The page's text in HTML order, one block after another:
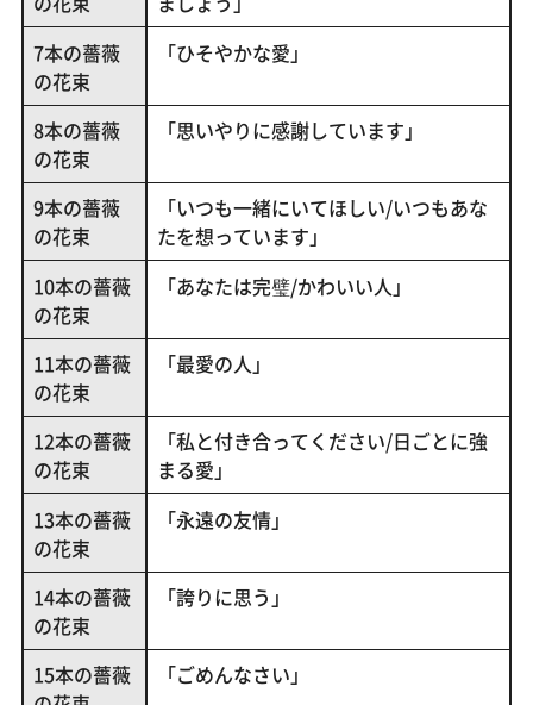
7本の薔薇
の花束
「ひそやかな愛」
8本の薔薇
の花束
「思いやりに感謝しています」
9本の薔薇
の花束
「いつも一緒にいてほしい/いつもあな
たを想っています」
10本の薔薇
の花束
「あなたは完璧/かわいい人」
11本の薔薇
の花束
「最愛の人」
12本の薔薇
の花束
「私と付き合ってください/日ごとに強
まる愛」
13本の薔薇
の花束
「永遠の友情」
14本の薔薇
の花束
「誇りに思う」
15本の薔薇
「ごめんなさい」